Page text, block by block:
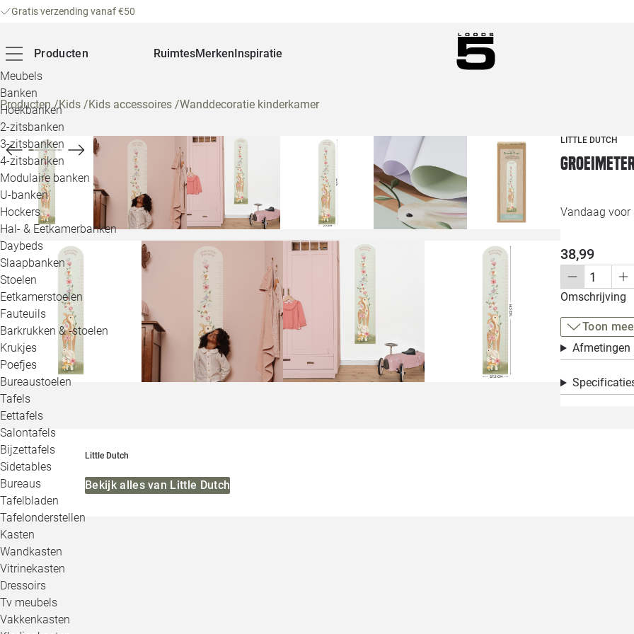
Gratis verzending vanaf €50
Producten
Meubels
Banken
Hoekbanken
2-zitsbanken
3-zitsbanken
4-zitsbanken
Modulaire banken
U-banken
Hockers
Hal- & Eetkamerbanken
Daybeds
Slaapbanken
Stoelen
Eetkamerstoelen
Fauteuils
Barkrukken & -stoelen
Krukjes
Poefjes
Bureaustoelen
Tafels
Eettafels
Salontafels
Bijzettafels
Sidetables
Bureaus
Tafelbladen
Tafelonderstellen
Kasten
Wandkasten
Vitrinekasten
Dressoirs
Tv meubels
Vakkenkasten
RuimtesMerkenInspiratie
Producten/Kids /Kids accessoires /Wanddecoratie kinderkamer
LITTLE DUTCH
Vandaag voor
38,99
Omschrijving
Toon
Afmetingen
Little Dutch
Bekijk alles van Little Dutch